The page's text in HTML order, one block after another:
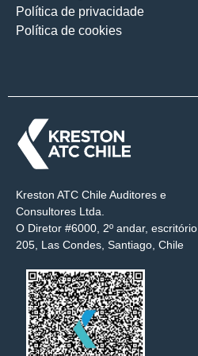
Política de privacidade
Política de cookies
Kreston ATC Chile Auditores e
Consultores Ltda.
O Diretor #6000, 2º andar, escritório
205, Las Condes, Santiago, Chile